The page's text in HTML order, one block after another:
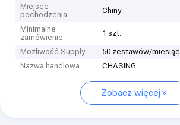
Miejsce
pochodzenia
Chiny
Minimalne
zamówienie
1 szt.
Możliwość Supply
50 zestawów/miesiąc
Nazwa handlowa
CHASING
Zobacz więcej